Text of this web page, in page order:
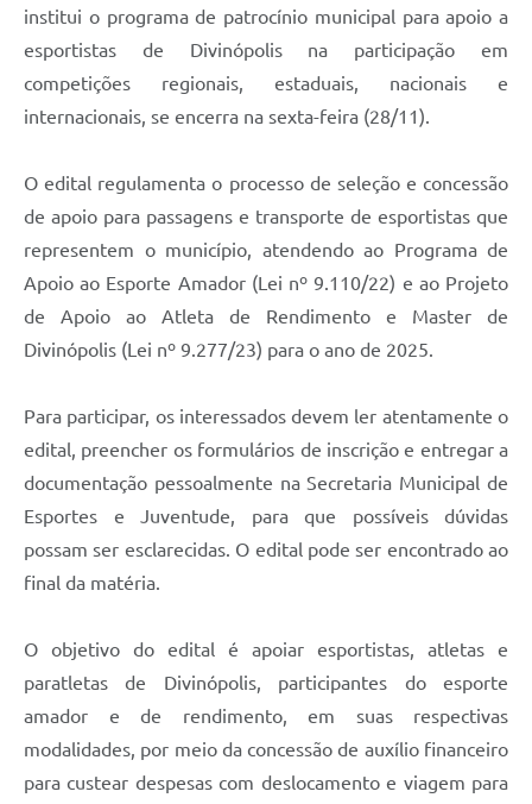
institui o programa de patrocínio municipal para apoio a
esportistas de Divinópolis na participação em
competições regionais, estaduais, nacionais e
internacionais, se encerra na sexta-feira (28/11).
O edital regulamenta o processo de seleção e concessão
de apoio para passagens e transporte de esportistas que
representem o município, atendendo ao Programa de
Apoio ao Esporte Amador (Lei nº 9.110/22) e ao Projeto
de Apoio ao Atleta de Rendimento e Master de
Divinópolis (Lei nº 9.277/23) para o ano de 2025.
Para participar, os interessados devem ler atentamente o
edital, preencher os formulários de inscrição e entregar a
documentação pessoalmente na Secretaria Municipal de
Esportes e Juventude, para que possíveis dúvidas
possam ser esclarecidas. O edital pode ser encontrado ao
final da matéria.
O objetivo do edital é apoiar esportistas, atletas e
paratletas de Divinópolis, participantes do esporte
amador e de rendimento, em suas respectivas
modalidades, por meio da concessão de auxílio financeiro
para custear despesas com deslocamento e viagem para